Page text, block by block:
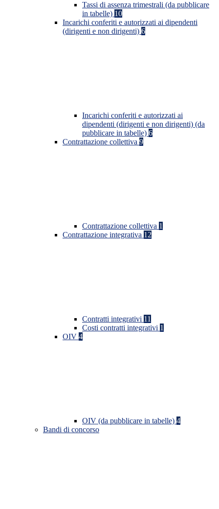
Tassi di assenza trimestrali (da pubblicare
in tabelle) 10
Incarichi conferiti e autorizzati ai dipendenti
(dirigenti e non dirigenti) 6
Incarichi conferiti e autorizzati ai
dipendenti (dirigenti e non dirigenti) (da
pubblicare in tabelle) 6
Contrattazione collettiva 9
Contrattazione collettiva 1
Contrattazione integrativa 12
Contratti integrativi 11
Costi contratti integrativi 1
OIV 4
OIV (da pubblicare in tabelle) 4
Bandi di concorso